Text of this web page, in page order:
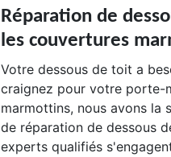
Réparation de
les couvertures
Votre dessous de toit a
craignez pour votre porte-
marmottins, nous avons la
de réparation de dessous
experts qualifiés